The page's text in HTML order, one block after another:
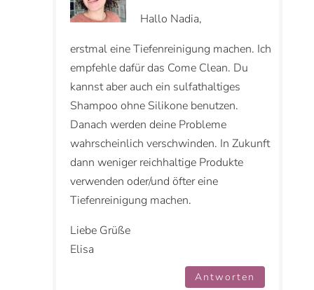
Hallo Nadia,
erstmal eine Tiefenreinigung machen. Ich
empfehle dafür das Come Clean. Du
kannst aber auch ein sulfathaltiges
Shampoo ohne Silikone benutzen.
Danach werden deine Probleme
wahrscheinlich verschwinden. In Zukunft
dann weniger reichhaltige Produkte
verwenden oder/und öfter eine
Tiefenreinigung machen.
Liebe Grüße
Elisa
Antworten